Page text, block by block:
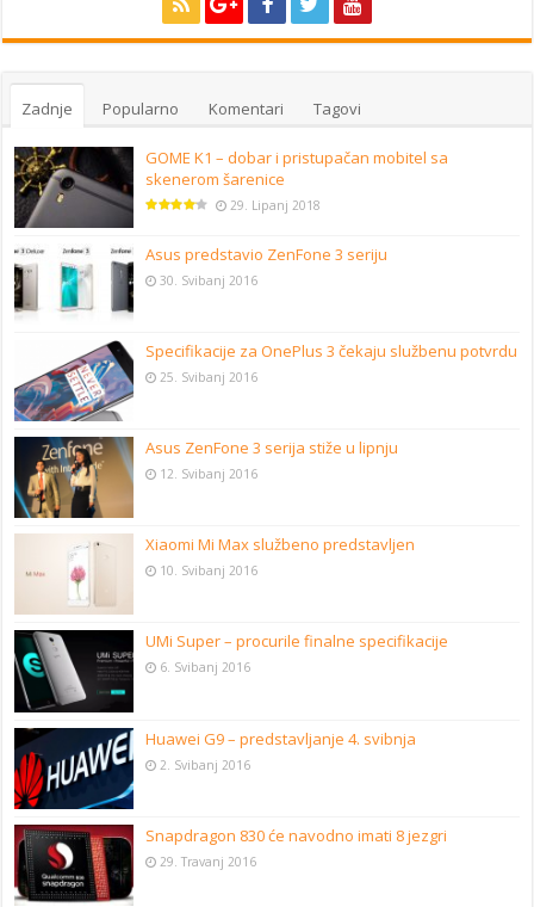
Zadnje Popularno Komentari Tagovi
GOME K1 – dobar i pristupačan mobitel sa
skenerom šarenice
29. Lipanj 2018
Asus predstavio ZenFone 3 seriju
30. Svibanj 2016
Specifikacije za OnePlus 3 čekaju službenu potvrdu
25. Svibanj 2016
Asus ZenFone 3 serija stiže u lipnju
12. Svibanj 2016
Xiaomi Mi Max službeno predstavljen
10. Svibanj 2016
UMi Super – procurile finalne specifikacije
6. Svibanj 2016
Huawei G9 – predstavljanje 4. svibnja
2. Svibanj 2016
Snapdragon 830 će navodno imati 8 jezgri
29. Travanj 2016